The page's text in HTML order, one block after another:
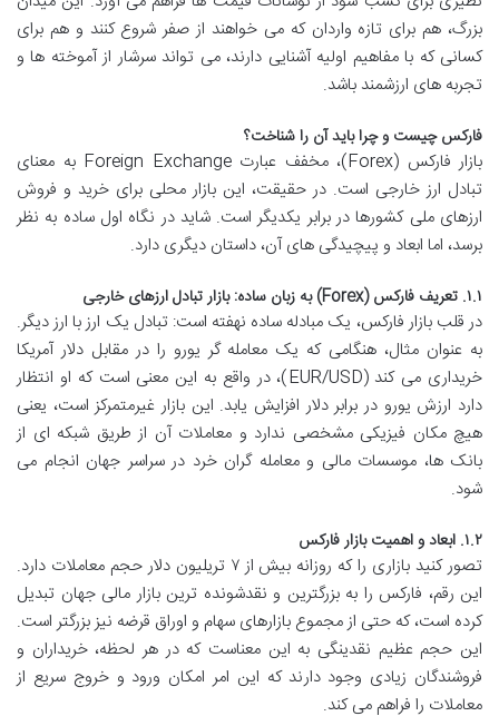
بزرگ، هم برای تازه واردان که می خواهند از صفر شروع کنند و هم برای
کسانی که با مفاهیم اولیه آشنایی دارند، می تواند سرشار از آموخته ها و
تجربه های ارزشمند باشد.
فارکس چیست و چرا باید آن را شناخت؟
بازار فارکس (Forex)، مخفف عبارت Foreign Exchange به معنای
تبادل ارز خارجی است. در حقیقت، این بازار محلی برای خرید و فروش
ارزهای ملی کشورها در برابر یکدیگر است. شاید در نگاه اول ساده به نظر
برسد، اما ابعاد و پیچیدگی های آن، داستان دیگری دارد.
۱.۱. تعریف فارکس (Forex) به زبان ساده: بازار تبادل ارزهای خارجی
در قلب بازار فارکس، یک مبادله ساده نهفته است: تبادل یک ارز با ارز دیگر.
به عنوان مثال، هنگامی که یک معامله گر یورو را در مقابل دلار آمریکا
خریداری می کند (EUR/USD)، در واقع به این معنی است که او انتظار
دارد ارزش یورو در برابر دلار افزایش یابد. این بازار غیرمتمرکز است، یعنی
هیچ مکان فیزیکی مشخصی ندارد و معاملات آن از طریق شبکه ای از
بانک ها، موسسات مالی و معامله گران خرد در سراسر جهان انجام می
شود.
۱.۲. ابعاد و اهمیت بازار فارکس
تصور کنید بازاری را که روزانه بیش از ۷ تریلیون دلار حجم معاملات دارد.
این رقم، فارکس را به بزرگترین و نقدشونده ترین بازار مالی جهان تبدیل
کرده است، که حتی از مجموع بازارهای سهام و اوراق قرضه نیز بزرگتر است.
این حجم عظیم نقدینگی به این معناست که در هر لحظه، خریداران و
فروشندگان زیادی وجود دارند که این امر امکان ورود و خروج سریع از
معاملات را فراهم می کند.